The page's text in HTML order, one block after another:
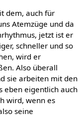
dem, auch für
Atemzüge und da
jetzt ist er
schneller und so
wird er
Also überall
sie arbeiten mit den
eben eigentlich auch
wird, wenn es
seine